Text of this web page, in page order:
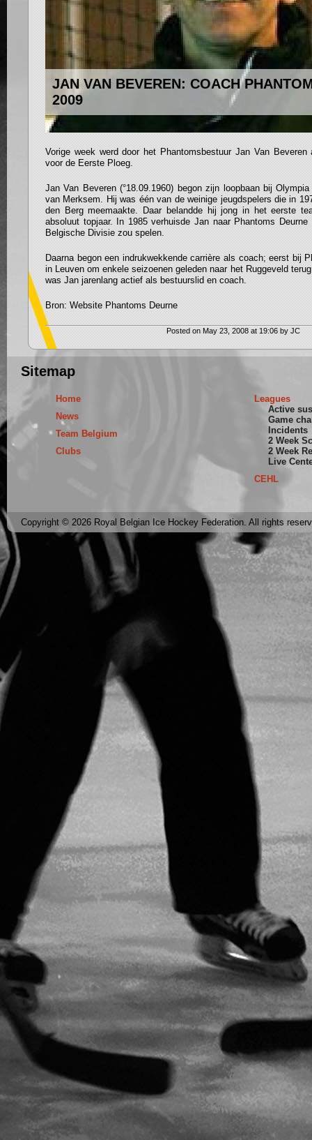
JAN VAN BEVEREN: COACH
2009
Vorige week werd door het Phantomsbestuur Jan Van Beveren
voor de Eerste Ploeg.
Jan Van Beveren (°18.09.1960) begon zijn loopbaan bij
van Merksem. Hij was één van de weinige jeugdspelers die in
den Berg meemaakte. Daar belandde hij jong in het eerste
absoluut topjaar. In 1985 verhuisde Jan naar Phantoms
Belgische Divisie zou spelen.
Daarna begon een indrukwekkende carrière als coach; eerst bij
in Leuven om enkele seizoenen geleden naar het Ruggeveld
was Jan jarenlang actief als bestuurslid en coach.
Bron: Website Phantoms Deurne
Posted on May 23, 2008 at 19:06 by JC
Sitemap
Home
News
Team Belgium
Clubs
Leagues
Active
Game
Incidents
2 Week
2 Week
Live
CEHL
Copyright © 2026 Royal Belgian Ice Hockey Federation. All rights